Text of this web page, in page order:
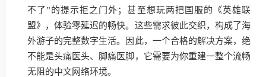
不了”的提示拒之门外；甚至想玩两把国服的《英雄联
盟》，体验零延迟的畅快。这些需求彼此交织，构成了海
外游子的完整数字生活。因此，一个合格的解决方案，绝
不能是头痛医头、脚痛医脚，它需要为你重建一整个流畅
无阻的中文网络环境。